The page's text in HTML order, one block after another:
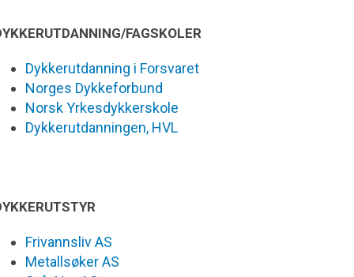
FAGSKOLER
Dykkerutdanning i Forsvaret
Norges Dykkeforbund
Norsk Yrkesdykkerskole
Dykkerutdanningen, HVL
Frivannsliv AS
Metallsøker AS